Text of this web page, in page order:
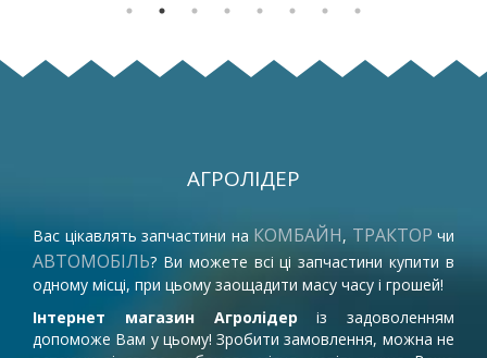
АГРОЛІДЕР
Вас цікавлять запчастини на КОМБАЙН, ТРАКТОР чи
АВТОМОБІЛЬ? Ви можете всі ці запчастини купити в
одному місці, при цьому заощадити масу часу і грошей!
Інтернет магазин Агролідер із задоволенням
допоможе Вам у цьому! Зробити замовлення, можна не